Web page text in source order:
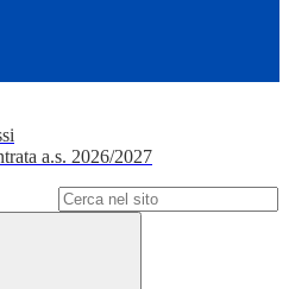
a.s. 2026/2027